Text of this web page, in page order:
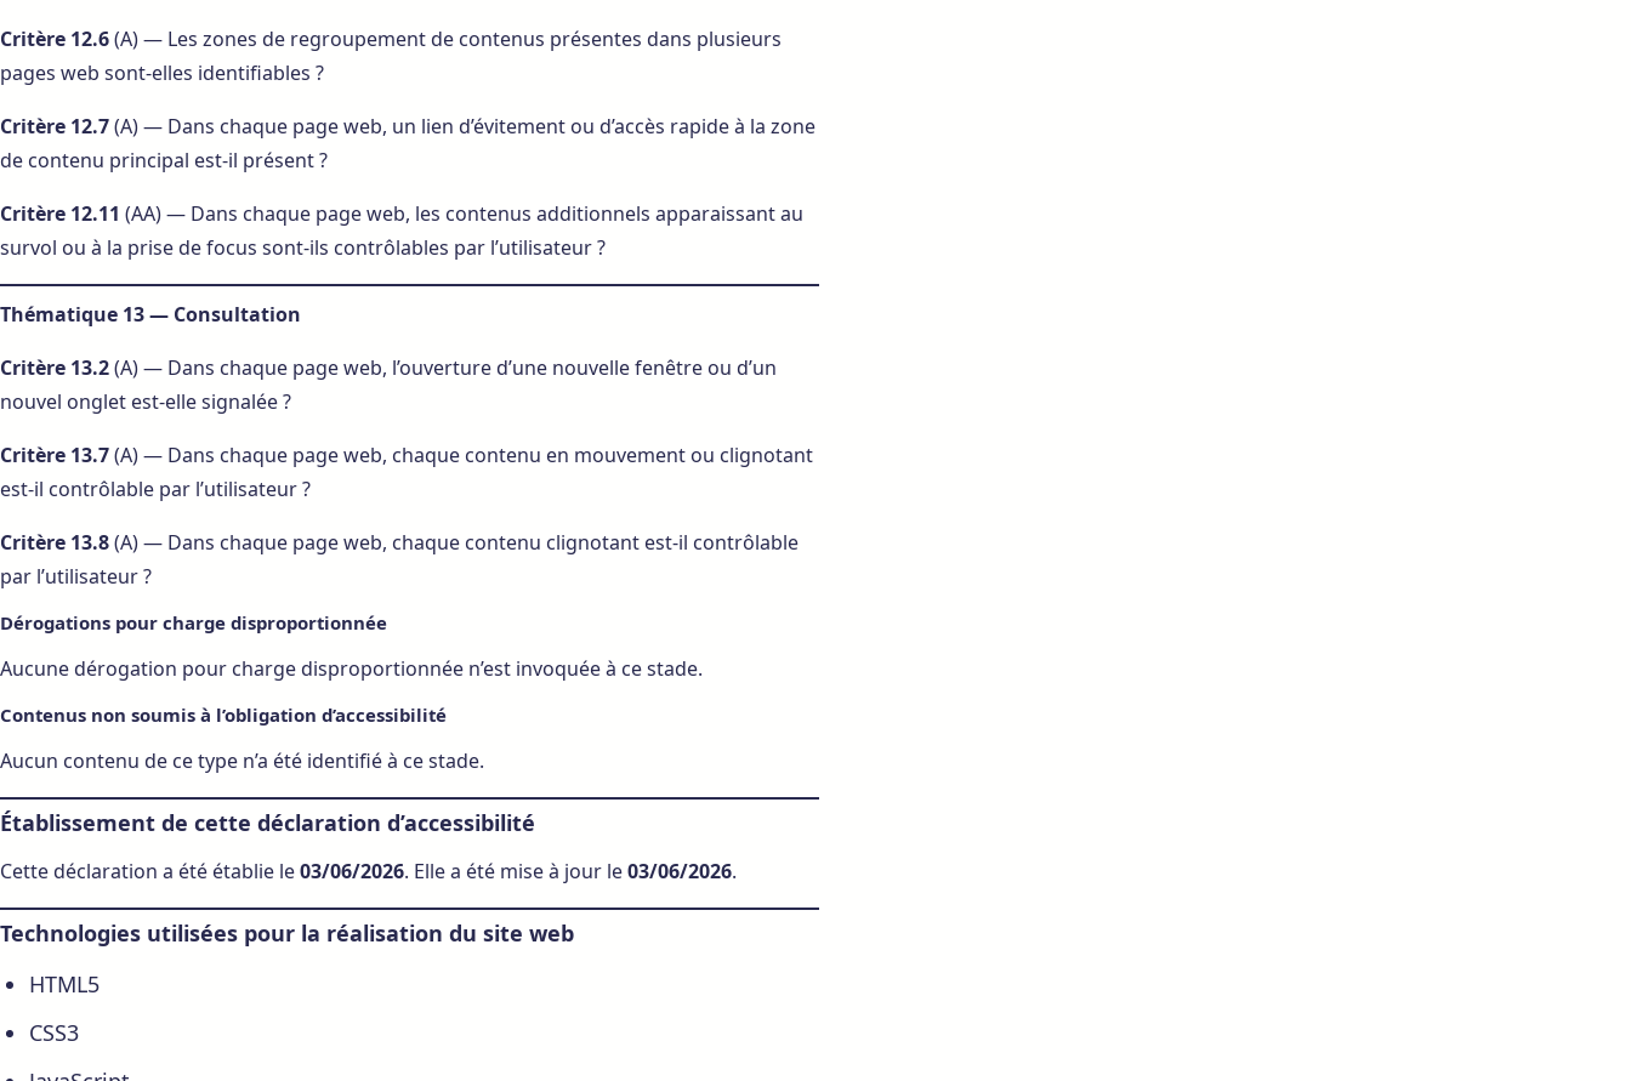
Critère 12.6(A) — Les zones de regroupement de contenus présentes dans plusieurs
pages web sont-elles identifiables ?
Critère 12.7(A) — Dans chaque page web, un lien d’évitement ou d’accès rapide à la zone
de contenu principal est-il présent ?
Critère 12.11 (AA) — Dans chaque page web, les contenus additionnels apparaissant au
survol ou à la prise de focus sont-ils contrôlables par l’utilisateur ?
Thématique 13 — Consultation
Critère 13.2(A) — Dans chaque page web, l’ouverture d’une nouvelle fenêtre ou d’un
nouvel onglet est-elle signalée ?
Critère 13.7(A) — Dans chaque page web, chaque contenu en mouvement ou clignotant
est-il contrôlable par l’utilisateur ?
Critère 13.8(A) — Dans chaque page web, chaque contenu clignotant est-il contrôlable
par l’utilisateur ?
Dérogations pour charge disproportionnée
Aucune dérogation pour charge disproportionnée n’est invoquée à ce stade.
Contenus non soumis à l’obligation d’accessibilité
Aucun contenu de ce type n’a été identifié à ce stade.
Établissement de cette déclaration d’accessibilité
Cette déclaration a été établie le03/06/2026. Elle a été mise à jour le03/06/2026.
Technologies utilisées pour la réalisation du site web
HTML5
CSS3